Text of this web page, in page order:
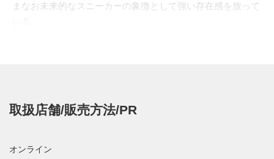
まなお未来的なスニーカーの象徴として強い存在感を放って
ーを採用することで、フューリーならではの近未来的な印象
取扱店舗/販売方法/PR
オンライン